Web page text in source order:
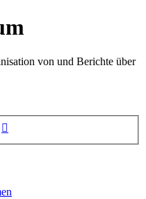
von und Berichte über